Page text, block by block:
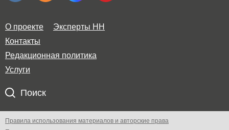
О проекте
Эксперты НН
Контакты
Редакционная политика
Услуги
Поиск
Правила использования материалов и авторские права